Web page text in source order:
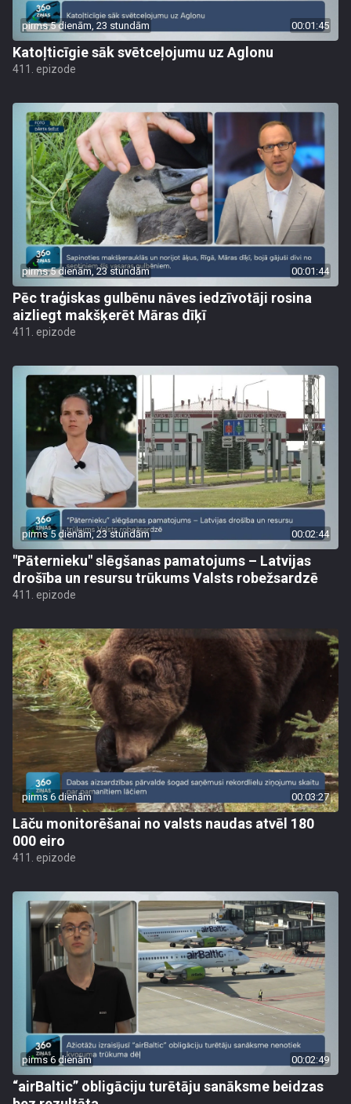
pirms 5 dienām, 23 stundām 00:01:45
Katoļticīgie sāk svētceļojumu uz Aglonu
411. epizode
pirms 5 dienām, 23 stundām 00:01:44
Pēc traģiskas gulbēnu nāves iedzīvotāji rosina
aizliegt makšķerēt Māras dīķī
411. epizode
pirms 5 dienām, 23 stundām 00:02:44
"Pāternieku" slēgšanas pamatojums – Latvijas
drošība un resursu trūkums Valsts robežsardzē
411. epizode
pirms 6 dienām 00:03:27
Lāču monitorēšanai no valsts naudas atvēl 180
000 eiro
411. epizode
pirms 6 dienām 00:02:49
“airBaltic” obligāciju turētāju sanāksme beidzas